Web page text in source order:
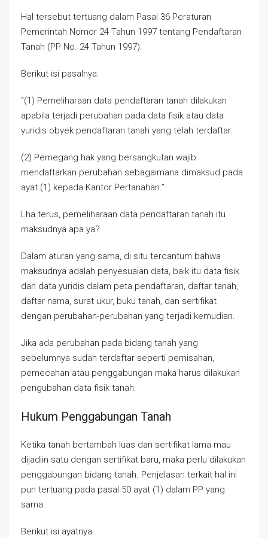
Hal tersebut tertuang dalam Pasal 36 Peraturan
Pemerintah Nomor 24 Tahun 1997 tentang Pendaftaran
Tanah (PP No. 24 Tahun 1997).
Berikut isi pasalnya:
“(1) Pemeliharaan data pendaftaran tanah dilakukan
apabila terjadi perubahan pada data fisik atau data
yuridis obyek pendaftaran tanah yang telah terdaftar.
(2) Pemegang hak yang bersangkutan wajib
mendaftarkan perubahan sebagaimana dimaksud pada
ayat (1) kepada Kantor Pertanahan.”
Lha terus, pemeliharaan data pendaftaran tanah itu
maksudnya apa ya?
Dalam aturan yang sama, di situ tercantum bahwa
maksudnya adalah penyesuaian data, baik itu data fisik
dan data yuridis dalam peta pendaftaran, daftar tanah,
daftar nama, surat ukur, buku tanah, dan sertifikat
dengan perubahan-perubahan yang terjadi kemudian.
Jika ada perubahan pada bidang tanah yang
sebelumnya sudah terdaftar seperti pemisahan,
pemecahan atau penggabungan maka harus dilakukan
pengubahan data fisik tanah.
Hukum Penggabungan Tanah
Ketika tanah bertambah luas dan sertifikat lama mau
dijadiin satu dengan sertifikat baru, maka perlu dilakukan
penggabungan bidang tanah. Penjelasan terkait hal ini
pun tertuang pada pasal 50 ayat (1) dalam PP yang
sama.
Berikut isi ayatnya: